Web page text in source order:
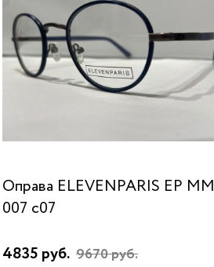
Оправа ELEVENPARIS EP MM
007 c07
4835 руб. 9670 руб.